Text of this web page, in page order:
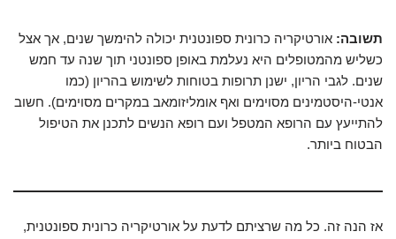
תשובה: אורטיקריה כרונית ספונטנית יכולה להימשך שנים, אך אצל
כשליש מהמטופלים היא נעלמת באופן ספונטני תוך שנה עד חמש
שנים. לגבי הריון, ישנן תרופות בטוחות לשימוש בהריון (כמו
אנטי-היסטמינים מסוימים ואף אומליזומאב במקרים מסוימים). חשוב
להתייעץ עם הרופא המטפל ועם רופא הנשים לתכנן את הטיפול
הבטוח ביותר.
אז הנה זה. כל מה שרציתם לדעת על אורטיקריה כרונית ספונטנית,